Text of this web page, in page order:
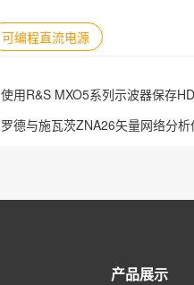
可编程直流电源
使用R&S MXO5系列示波器保存
罗德与施瓦茨ZNA26矢量网络分
产品展示